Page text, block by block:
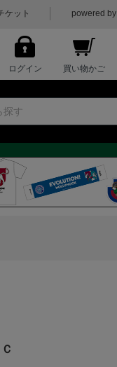
ケット powered by
ログイン 買い物かご